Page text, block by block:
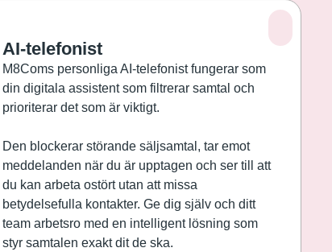
AI-telefonist
M8Coms personliga AI-telefonist fungerar som
din digitala assistent som filtrerar samtal och
prioriterar det som är viktigt.
Den blockerar störande säljsamtal, tar emot
meddelanden när du är upptagen och ser till att
du kan arbeta ostört utan att missa
betydelsefulla kontakter. Ge dig själv och ditt
team arbetsro med en intelligent lösning som
styr samtalen exakt dit de ska.